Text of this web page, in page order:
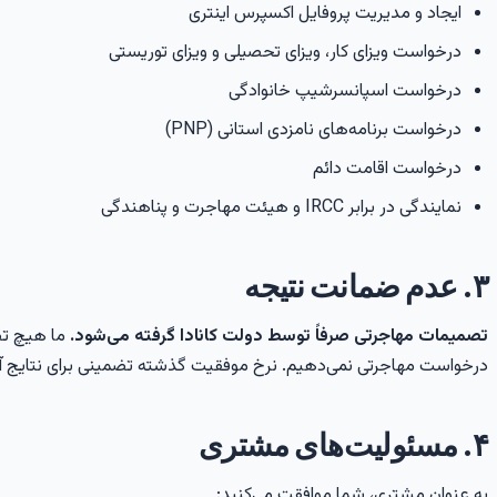
ایجاد و مدیریت پروفایل اکسپرس اینتری
درخواست ویزای کار، ویزای تحصیلی و ویزای توریستی
درخواست اسپانسرشیپ خانوادگی
درخواست برنامه‌های نامزدی استانی (PNP)
درخواست اقامت دائم
نمایندگی در برابر IRCC و هیئت مهاجرت و پناهندگی
۳. عدم ضمانت نتیجه
تصمیمات مهاجرتی صرفاً توسط دولت کانادا گرفته می‌شود. ما هیچ
درخواست مهاجرتی نمی‌دهیم. نرخ موفقیت گذشته تضمینی برای نتایج
۴. مسئولیت‌های مشتری